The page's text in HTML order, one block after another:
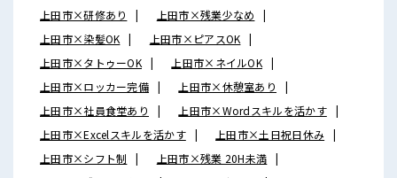
上田市×研修あり
上田市×残業少なめ
上田市×染髪OK
上田市×ピアスOK
上田市×タトゥーOK
上田市×ネイルOK
上田市×ロッカー完備
上田市×休憩室あり
上田市×社員食堂あり
上田市×Wordスキルを活かす
上田市×Excelスキルを活かす
上田市×土日祝日休み
上田市×シフト制
上田市×残業 20H未満